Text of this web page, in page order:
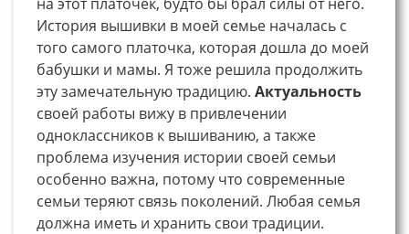
История вышивки в моей семье началась с
того самого платочка, которая дошла до моей
бабушки и мамы. Я тоже решила продолжить
эту замечательную традицию. Актуальность
своей работы вижу в привлечении
одноклассников к вышиванию, а также
проблема изучения истории своей семьи
особенно важна, потому что современные
семьи теряют связь поколений. Любая семья
должна иметь и хранить свои традиции.